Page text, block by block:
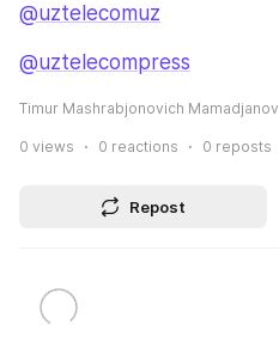
@uztelecomuz
@uztelecompress
Timur Mashrabjonovich Mamadjanov
0 views 0 reactions 0 reposts
Repost